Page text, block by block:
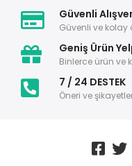
Güvenli
Güvenli ve
Geniş Ürün
Binlerce ürün ve
7 / 24 DESTEK
Öneri ve